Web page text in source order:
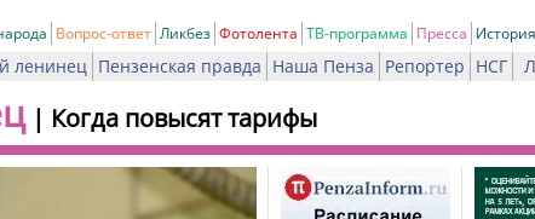
Вопрос-ответ Ликбез Фотолента ТВ-программа Пресса История
ленинец Пензенская правда Наша Пенза Репортер НСГ
| Когда повысят тарифы